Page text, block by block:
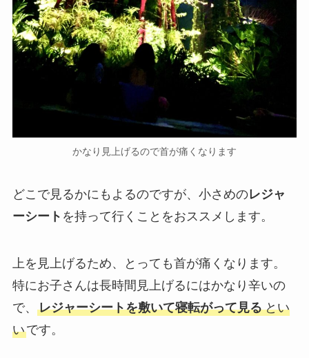
かなり見上げるので首が痛くなります
どこで見るかにもよるのですが、小さめのレジャ
ーシート を持って行くことをおススメします。
上を見上げるため、とっても首が痛くなります。
特にお子さんは長時間見上げるにはかなり辛いの
で、 レジャーシートを敷いて寝転がって見る とい
いです。